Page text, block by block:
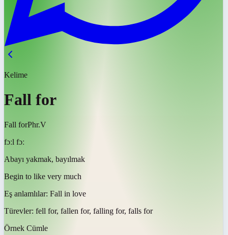
Kelime
Fall for
Fall forPhr.V
fɔːl fɔː
Abayı yakmak, bayılmak
Begin to like very much
Eş anlamlılar: Fall in love
Türevler: fell for, fallen for, falling for, falls for
Örnek Cümle